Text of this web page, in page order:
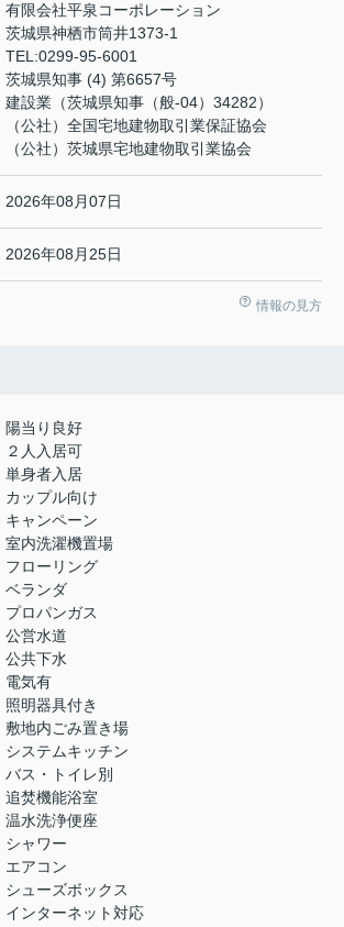
有限会社平泉コーポレーション
茨城県神栖市筒井1373-1
TEL:0299-95-6001
茨城県知事 (4) 第6657号
建設業（茨城県知事（般-04）34282）
（公社）全国宅地建物取引業保証協会
（公社）茨城県宅地建物取引業協会
2026年08月07日
2026年08月25日
情報の見方
陽当り良好
２人入居可
単身者入居
カップル向け
キャンペーン
室内洗濯機置場
フローリング
ベランダ
プロパンガス
公営水道
公共下水
電気有
照明器具付き
敷地内ごみ置き場
システムキッチン
バス・トイレ別
追焚機能浴室
温水洗浄便座
シャワー
エアコン
シューズボックス
インターネット対応